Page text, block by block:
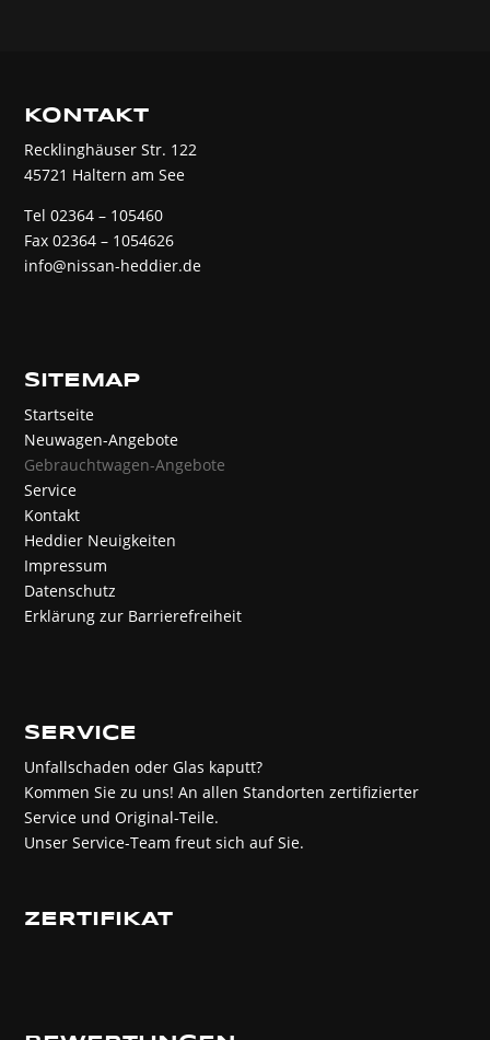
KONTAKT
Recklinghäuser Str. 122
45721 Haltern am See
Tel 02364 – 105460
Fax 02364 – 1054626
info@nissan-heddier.de
SITEMAP
Startseite
Neuwagen-Angebote
Gebrauchtwagen-Angebote
Service
Kontakt
Heddier Neuigkeiten
Impressum
Datenschutz
Erklärung zur Barrierefreiheit
SERVICE
Unfallschaden oder Glas kaputt?
Kommen Sie zu uns! An allen Standorten zertifizierter
Service und Original-Teile.
Unser Service-Team freut sich auf Sie.
ZERTIFIKAT